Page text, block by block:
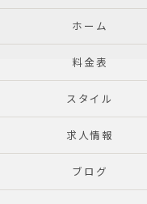
ホーム
料金表
スタイル
求人情報
ブログ